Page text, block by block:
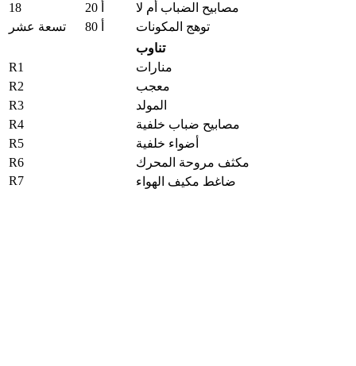
18
مصابيح الضباب أم لا
تسعة عشر
توهج المكونات
تناوب
R1
منارات
R2
معجب
R3
المولد
R4
مصابيح ضباب خلفية
R5
أضواء خلفية
R6
مكثف مروحة المحرك
R7
ضاغط مكيف الهواء